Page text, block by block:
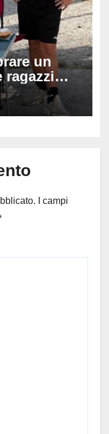
un
ragazzi
li invita
li
I campi